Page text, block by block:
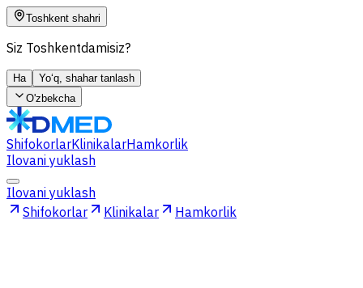
Toshkent shahri
Siz Toshkentdamisiz?
Ha
Yo‘q, shahar tanlash
O'zbekcha
ShifokorlarKlinikalarHamkorlik
Ilovani yuklash
Ilovani yuklash
Shifokorlar
Klinikalar Hamkorlik